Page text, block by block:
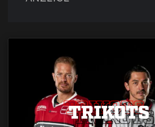
TRIKOTS
TRIKOTS
TRIKOTS